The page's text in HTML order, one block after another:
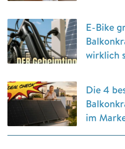
E-Bike
wirklich
Die 4
im